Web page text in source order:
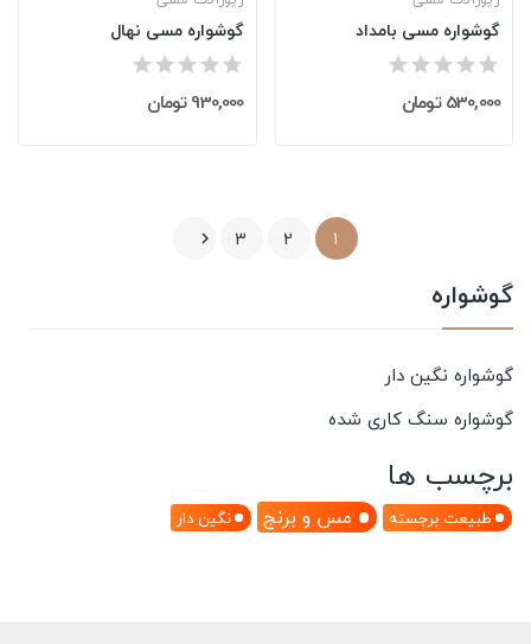
گوشواره
گوشواره نگین دار
گوشواره سنگ کاری شده
برچسب ها
طبیعت برجسته مس و برنج نگین دار
گوشواره مسی بامداد
530,000 تومان
گوشواره مسی نهال
930,000 تومان
1
2
3
